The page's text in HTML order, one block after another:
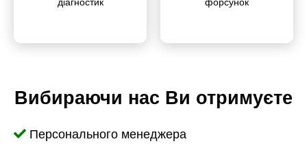
діагностик форсунок
Вибираючи нас Ви отримуєте
Персонального менеджера